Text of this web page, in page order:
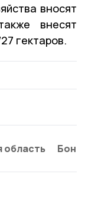
вносят
внесят
гектаров.
область